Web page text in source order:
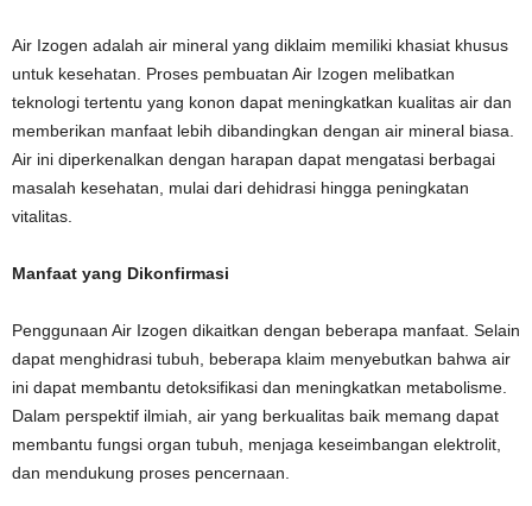
Air Izogen adalah air mineral yang diklaim memiliki khasiat khusus
untuk kesehatan. Proses pembuatan Air Izogen melibatkan
teknologi tertentu yang konon dapat meningkatkan kualitas air dan
memberikan manfaat lebih dibandingkan dengan air mineral biasa.
Air ini diperkenalkan dengan harapan dapat mengatasi berbagai
masalah kesehatan, mulai dari dehidrasi hingga peningkatan
vitalitas.
Manfaat yang Dikonfirmasi
Penggunaan Air Izogen dikaitkan dengan beberapa manfaat. Selain
dapat menghidrasi tubuh, beberapa klaim menyebutkan bahwa air
ini dapat membantu detoksifikasi dan meningkatkan metabolisme.
Dalam perspektif ilmiah, air yang berkualitas baik memang dapat
membantu fungsi organ tubuh, menjaga keseimbangan elektrolit,
dan mendukung proses pencernaan.